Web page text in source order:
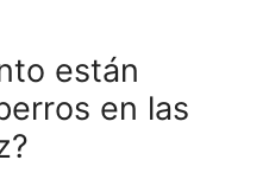
están
en las